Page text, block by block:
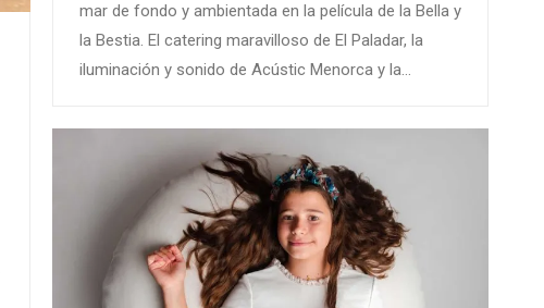
mar de fondo y ambientada en la película de la Bella y
la Bestia. El catering maravilloso de El Paladar, la
iluminación y sonido de Acústic Menorca y la…